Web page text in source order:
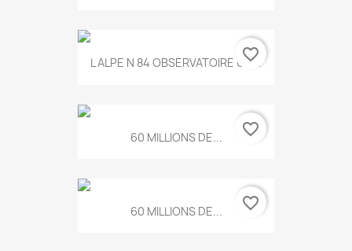
L ALPE N 84 OBSERVATOIRE UN...
favorite_border
60 MILLIONS DE... favorite_border
60 MILLIONS DE... favorite_border